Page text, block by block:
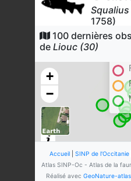
1758)
112
Dernière
1758)
112
Dernière
Rutilus
100 dernières
de Liouc (30)
+
−
Accueil| SINP de l'Occitanie|
Atlas SINP-Oc - Atlas de la
Réalisé avec GeoNature-atlas